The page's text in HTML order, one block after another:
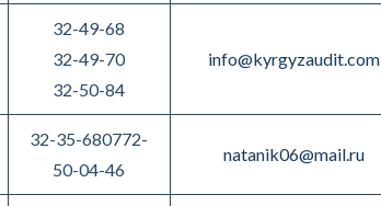
32-49-68
32-49-70
32-50-84
info@kyrgyzaudit.com
32-35-680772-
50-04-46
natanik06@mail.ru